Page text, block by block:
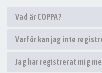
Vad är COPPA?
Varför kan jag inte
Jag har registrerat mig